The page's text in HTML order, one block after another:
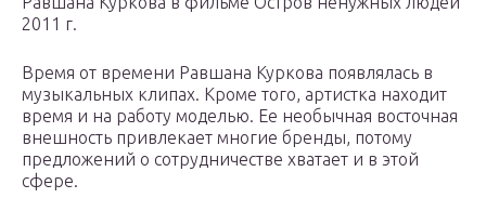
2011 г.
Время от времени Равшана Куркова появлялась в
музыкальных клипах. Кроме того, артистка находит
время и на работу моделью. Ее необычная восточная
внешность привлекает многие бренды, потому
предложений о сотрудничестве хватает и в этой
сфере.